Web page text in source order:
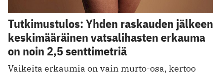
Tutkimustulos: Yhden raskauden jälkeen
keskimääräinen vatsalihasten erkauma
on noin 2,5 senttimetriä
Vaikeita erkaumia on vain murto-osa, kertoo